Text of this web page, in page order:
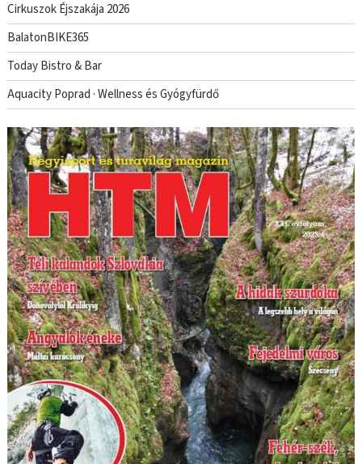
Cirkuszok Éjszakája 2026
BalatonBIKE365
Today Bistro & Bar
Aquacity Poprad · Wellness és Gyógyfürdő